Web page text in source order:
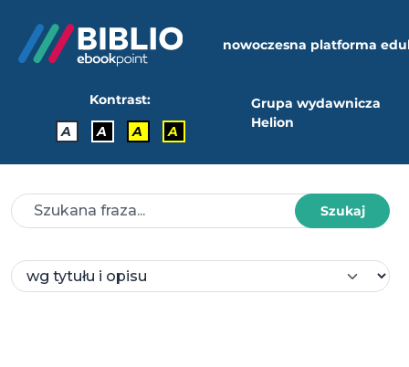
nowoczesna platforma
Kontrast:
A
A A A
Grupa wydawnicza
Helion
Szukaj